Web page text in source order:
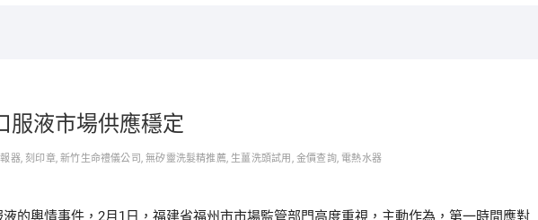
服液市場供應穩定
器,刻印章,新竹生命禮儀公司,無矽靈洗髮精推薦, 生薑洗頭試用 , 金價查詢, 電熱水器
的輿情事件，2月1日，福建省福州市市場監管部門高度重視，主動作為，第一時間應對